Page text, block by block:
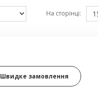
На сторінці:
Швидке замовлення